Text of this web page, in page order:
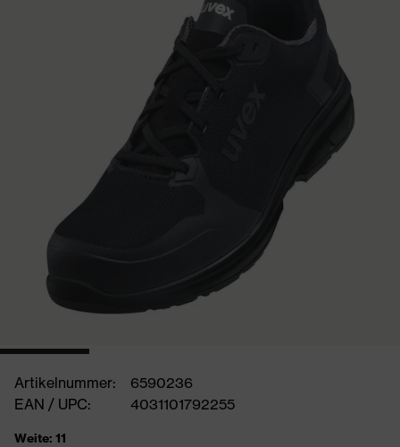
Artikelnummer:
6590236
EAN / UPC:
4031101792255
Weite: 11